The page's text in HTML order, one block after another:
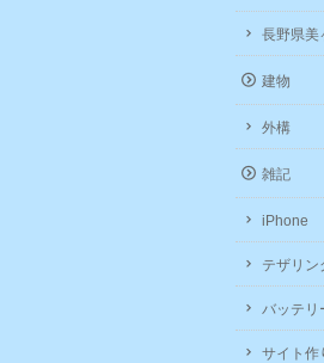
長野県美
建物
外構
雑記
iPhone
テザリン
バッテリ
サイト作